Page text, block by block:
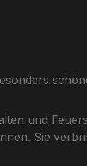
und
Sie